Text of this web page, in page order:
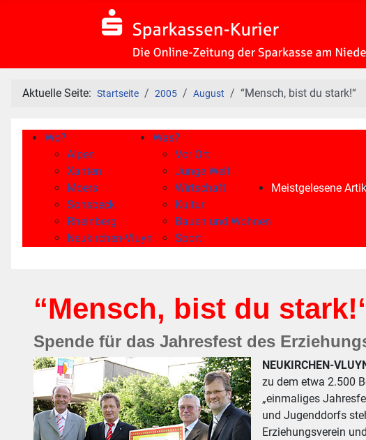
Aktuelle Seite: Startseite 2005 August “Mensch, bist du stark!“
Wo?
Alpen
Xanten
Moers
Sonsbeck
Rheinberg
Neukirchen-Vluyn
Was?
Vor Ort
Junge Welt
Wirtschaft
Kultur
Bauen und Wohnen
Sport
Meistgelesene
“Mensch, bist du
Spende für das Jahresfest des
NEUKIRCHEN-
zu dem etwa 2.500
„einmaliges
und Jugenddorfs
Erziehungsverein